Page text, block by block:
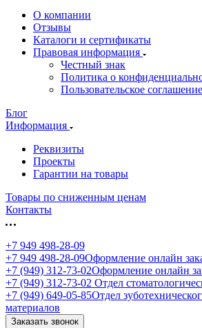
О компании
Отзывы
Каталоги и сертификаты
Правовая информация
Честный знак
Политика о
Пользовательское соглашение
Блог
Информация
Реквизиты
Проекты
Гарантии на товары
Товары по сниженным ценам
Контакты
+7 949 498-28-09
+7 949 498-28-09Оформление онлайн
+7 (949) 312-73-02Оформление онлайн
+7 (949) 312-73-02 Отдел
+7 (949) 649-05-85Отдел
материалов
Заказать звонок